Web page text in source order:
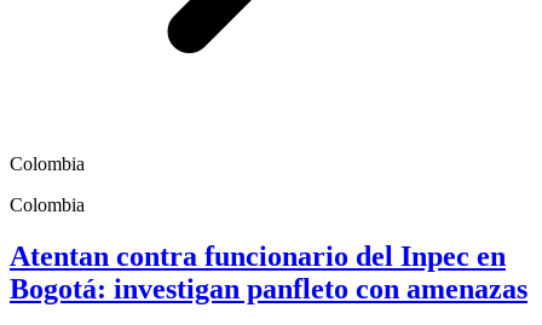
Colombia
Colombia
Atentan contra funcionario del Inpec en
Bogotá: investigan panfleto con amenazas